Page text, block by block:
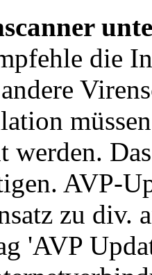
die
werden.
AVP-
zu div.
'AVP